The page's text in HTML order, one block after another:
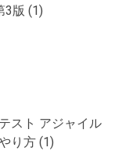
3版 (1)
スト アジャイル
り方 (1)